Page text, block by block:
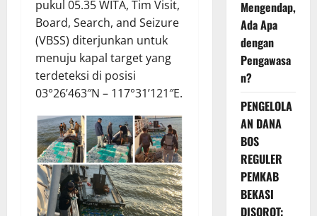
pukul 05.35 WITA, Tim Visit,
Board, Search, and Seizure
(VBSS) diterjunkan untuk
menuju kapal target yang
terdeteksi di posisi
03°26’463″N – 117°31’121″E.
Mengendap,
Ada Apa
dengan
Pengawasa
n?
PENGELOLA
AN DANA
BOS
REGULER
PEMKAB
BEKASI
DISOROT: